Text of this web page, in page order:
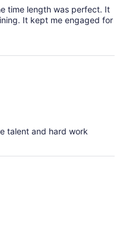
time length was perfect. It
It kept me engaged for
talent and hard work